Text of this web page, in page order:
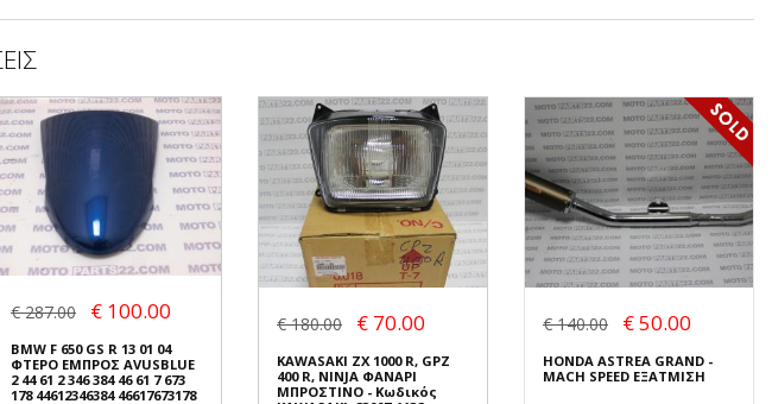
€ 287.00 € 100.00
BMW F 650 GS R 13 01 04
ΦΤΕΡΟ ΕΜΠΡΟΣ AVUSBLUE
2 44 61 2 346 384 46 61 7 673
178 44612346384 46617673178
€ 180.00 € 70.00
KAWASAKI ZX 1000 R, GPZ
400 R, NINJA ΦΑΝΑΡΙ
ΜΠΡΟΣΤΙΝΟ - Κωδικός
€ 140.00 € 50.00
HONDA ASTREA GRAND -
MACH SPEED ΕΞΑΤΜΙΣΗ